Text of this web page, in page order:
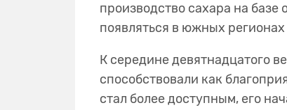
производство сахара на
появляться в южных
К середине девятнадцатого
способствовали как
стал более доступным, его